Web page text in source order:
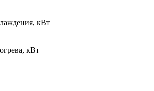
кВт
кВт